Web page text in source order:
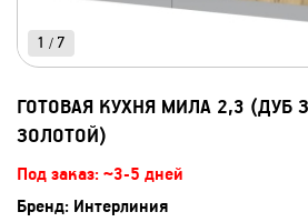
1 / 7
ГОТОВАЯ КУХНЯ МИЛА 2,3 (ДУБ
ЗОЛОТОЙ)
Под заказ: ~3-5 дней
Бренд: Интерлиния